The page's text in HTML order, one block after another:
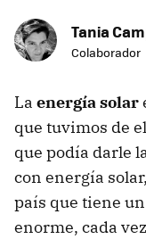
Tania
Colaborador
La energía solar
que tuvimos de
que podía darle
con energía
país que tiene
enorme, cada